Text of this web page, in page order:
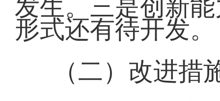
发生。三是创新
形式还有待开发。
（二）改进措